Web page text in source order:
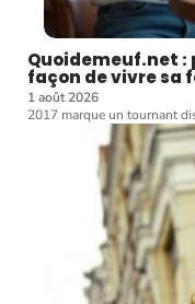
Quoidemeuf.net :
façon de vivre sa
1 août 2026
2017 marque un tournant